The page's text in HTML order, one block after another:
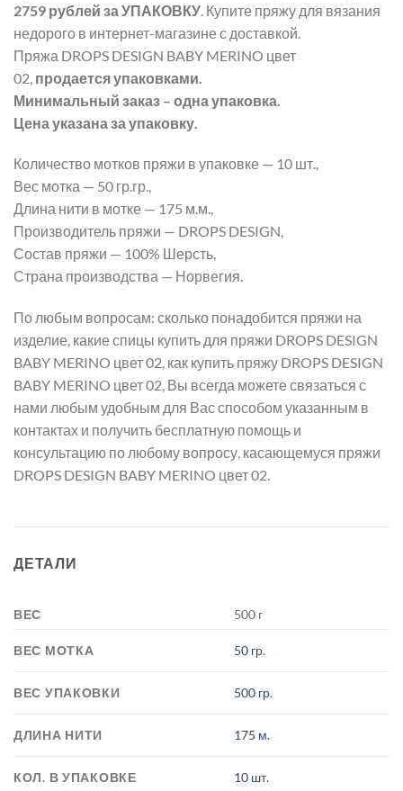
2759 рублей за УПАКОВКУ . Купите пряжу для вязания
недорого в интернет-магазине с доставкой.
Пряжа DROPS DESIGN BABY MERINO цвет
02, продается упаковками.
Минимальный заказ – одна упаковка.
Цена указана за упаковку.
Количество мотков пряжи в упаковке — 10 шт.,
Вес мотка — 50 гр.гр.,
Длина нити в мотке — 175 м.м.,
Производитель пряжи — DROPS DESIGN,
Состав пряжи — 100% Шерсть,
Страна производства — Норвегия.
По любым вопросам: сколько понадобится пряжи на
изделие, какие спицы купить для пряжи DROPS DESIGN
BABY MERINO цвет 02, как купить пряжу DROPS DESIGN
BABY MERINO цвет 02, Вы всегда можете связаться с
нами любым удобным для Вас способом указанным в
контактах и получить бесплатную помощь и
консультацию по любому вопросу, касающемуся пряжи
DROPS DESIGN BABY MERINO цвет 02.
ДЕТАЛИ
ВЕС 500 г
ВЕС МОТКА 50 гр.
ВЕС УПАКОВКИ 500 гр.
ДЛИНА НИТИ 175 м.
КОЛ. В УПАКОВКЕ 10 шт.